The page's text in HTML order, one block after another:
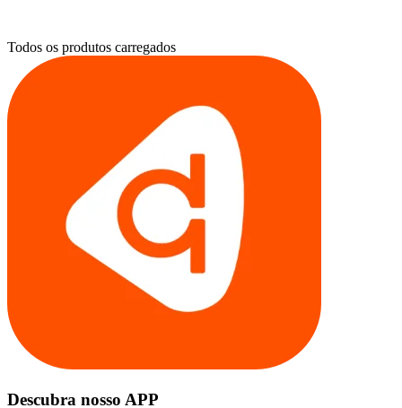
Todos os produtos carregados
Descubra nosso APP